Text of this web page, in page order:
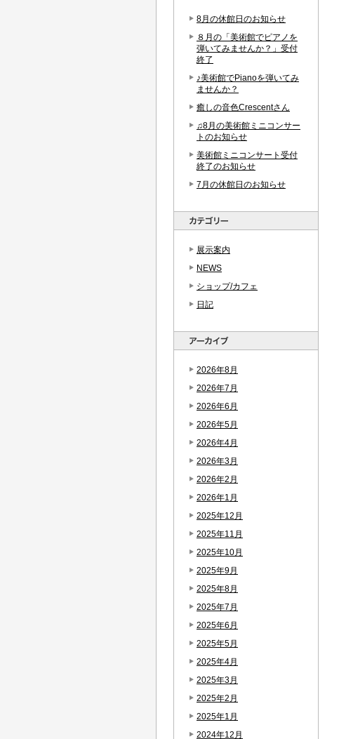
8月の休館日のお知らせ
８月の「美術館でピアノを
弾いてみませんか？」受付
終了
♪美術館でPianoを弾いてみ
ませんか？
癒しの音色Crescentさん
♫8月の美術館ミニコンサー
トのお知らせ
美術館ミニコンサート受付
終了のお知らせ
7月の休館日のお知らせ
展示案内
NEWS
ショップ/カフェ
日記
2026年8月
2026年7月
2026年6月
2026年5月
2026年4月
2026年3月
2026年2月
2026年1月
2025年12月
2025年11月
2025年10月
2025年9月
2025年8月
2025年7月
2025年6月
2025年5月
2025年4月
2025年3月
2025年2月
2025年1月
2024年12月